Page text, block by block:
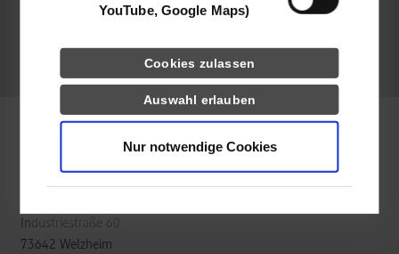
YouTube, Google Maps)
Cookies zulassen
Auswahl erlauben
Nur notwendige Cookies
Industriestraße 60
73642 Welzheim